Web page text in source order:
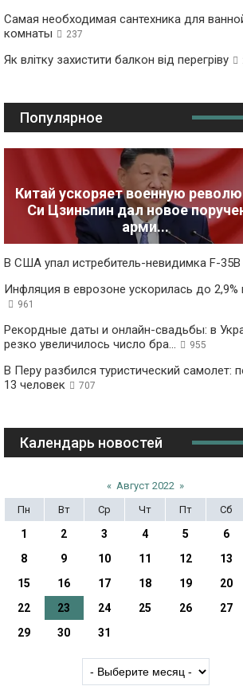
Самая необходимая сантехника для
комнаты
237
Як влітку захистити балкон від перегріву
Популярное
Китай ускоряет военную
Си Цзиньпин дал новое
арми...
В США упал истребитель-невидимка F-35B
Инфляция в еврозоне ускорилась до 2,9%
961
Рекордные даты и онлайн-свадьбы: в
резко увеличилось число бра...
955
В Перу разбился туристический самолет:
13 человек
707
Календарь новостей
« Август 2022 »
Пн
Вт Ср Чт Пт Сб
1 2 3 4 5 6
8
9 10 11 12 13
15
16 17 18 19 20
22
23 24 25 26 27
29
30 31